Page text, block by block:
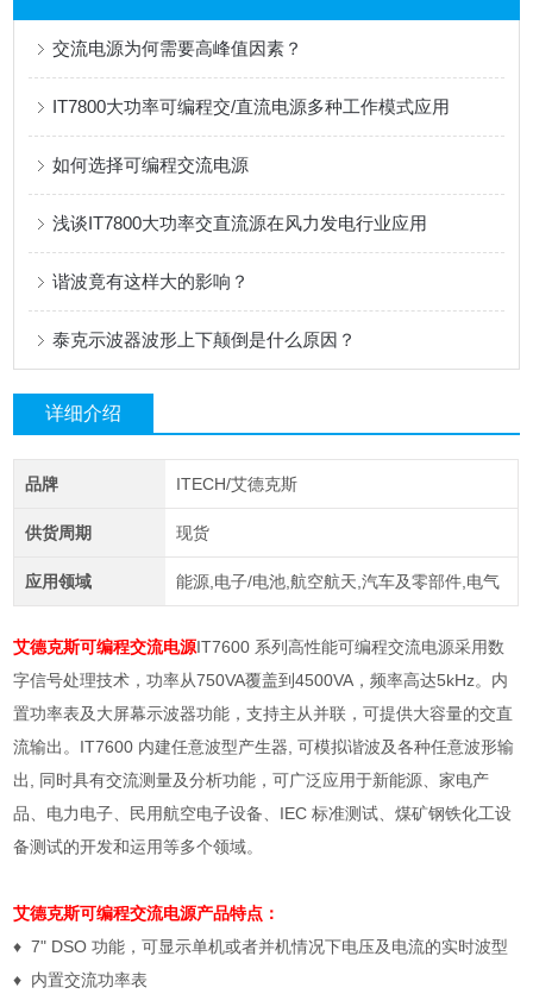
交流电源为何需要高峰值因素？
IT7800大功率可编程交/直流电源多种工作模式应用
如何选择可编程交流电源
浅谈IT7800大功率交直流源在风力发电行业应用
谐波竟有这样大的影响？
泰克示波器波形上下颠倒是什么原因？
详细介绍
品牌 ITECH/艾德克斯
供货周期 现货
应用领域 能源,电子/电池,航空航天,汽车及零部件,电气
艾德克斯可编程交流电源IT7600 系列高性能可编程交流电源采用数
字信号处理技术，功率从750VA覆盖到4500VA，频率高达5kHz。内
置功率表及大屏幕示波器功能，支持主从并联，可提供大容量的交直
流输出。IT7600 内建任意波型产生器, 可模拟谐波及各种任意波形输
出, 同时具有交流测量及分析功能，可广泛应用于新能源、家电产
品、电力电子、民用航空电子设备、IEC 标准测试、煤矿钢铁化工设
备测试的开发和运用等多个领域。
艾德克斯可编程交流电源产品特点：
♦ 7" DSO功能，可显示单机或者并机情况下电压及电流的实时波型
♦ 内置交流功率表